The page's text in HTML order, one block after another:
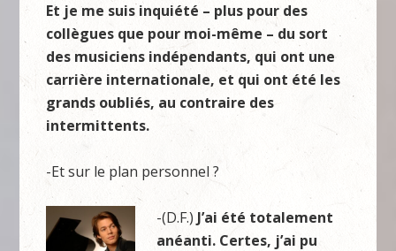
Et je me suis inquiété – plus pour des
collègues que pour moi-même – du sort
des musiciens indépendants, qui ont une
carrière internationale, et qui ont été les
grands oubliés, au contraire des
intermittents.
-Et sur le plan personnel ?
-(D.F.) J’ai été totalement
anéanti. Certes, j’ai pu